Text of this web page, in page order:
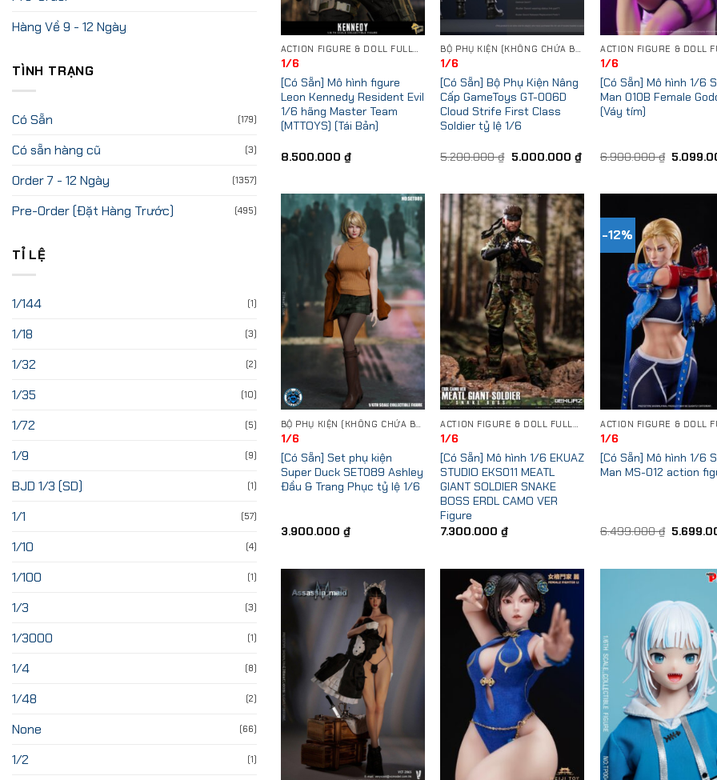
Hàng Về 9 - 12 Ngày
TÌNH TRẠNG
Có Sẵn (179)
Có sẵn hàng cũ (3)
Order 7 - 12 Ngày (1357)
Pre-Order (Đặt Hàng Trước) (495)
TỈ LỆ
1/144 (1)
1/18 (3)
1/32 (2)
1/35 (10)
1/72 (5)
1/9 (9)
BJD 1/3 (SD) (1)
1/1 (57)
1/10 (4)
1/100 (1)
1/3 (3)
1/3000 (1)
1/4 (8)
1/48 (2)
None (66)
1/2 (1)
ACTION FIGURE & DOLL FULLSET
1/6
[Có Sẵn] Mô hình figure
Leon Kennedy Resident Evil
1/6 hãng Master Team
(MTTOYS) (Tái Bản)
8.500.000 ₫
BỘ PHỤ KIỆN (KHÔNG CHỨA BODY)
1/6
[Có Sẵn] Bộ Phụ Kiện Nâng
Cấp GameToys GT-006D
Cloud Strife First Class
Soldier tỷ lệ 1/6
5.200.000₫ Original
5.000.000 ₫Current
price
1/6
[Có Sẵn] Mô hình 1/6
Man 010B Female
(Váy tím)
6.900.000₫ Original
Add to
Wishlist
1/6
[Có Sẵn] Set phụ kiện
Super Duck SET089 Ashley
Đầu & Trang Phục tỷ lệ 1/6
3.900.000 ₫
Add to
Wishlist
1/6
[Có Sẵn] Mô hình 1/6 EKUAZ
STUDIO EKS011 MEATL
GIANT SOLDIER SNAKE
BOSS ERDL CAMO VER
Figure
7.300.000₫
-12%
1/6
[Có Sẵn] Mô hình 1/6
Man MS-012 action
6.499.000₫ Original
Add to
Wishlist
Add to
Wishlist
Add